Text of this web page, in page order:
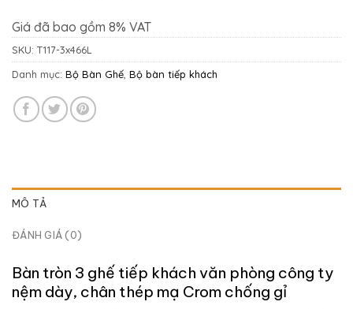
Giá đã bao gồm 8% VAT
SKU: T117-3x466L
Danh mục: Bộ Bàn Ghế, Bộ bàn tiếp khách
MÔ TẢ
ĐÁNH GIÁ (0)
Bàn tròn 3 ghế tiếp khách văn phòng công ty
nệm dày, chân thép mạ Crom chống gỉ